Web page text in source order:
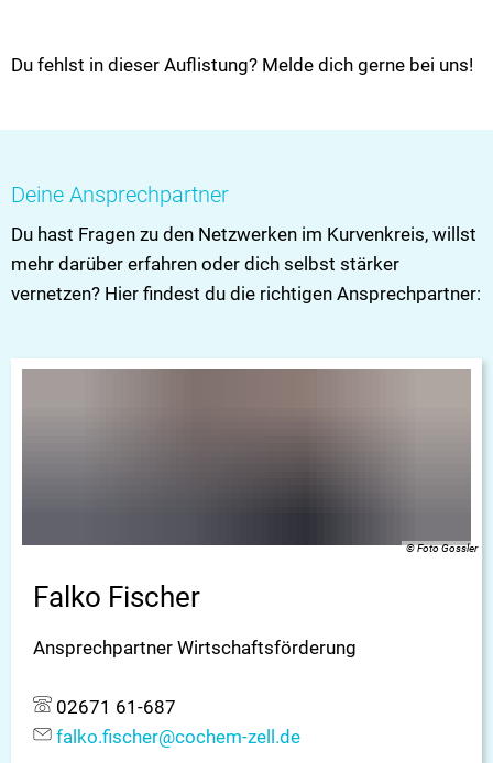
Du fehlst in dieser Auflistung? Melde dich gerne bei uns!
Deine Ansprechpartner
Du hast Fragen zu den Netzwerken im Kurvenkreis, willst
mehr darüber erfahren oder dich selbst stärker
vernetzen? Hier findest du die richtigen Ansprechpartner:
© Foto Gossler
Falko Fischer
Ansprechpartner Wirtschaftsförderung
02671 61-687
falko.fischer@cochem-zell.de